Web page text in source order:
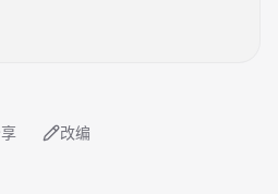
老揩老娘我的油呢，真搞不
阿依妹、大月氏女王等等：他
改编